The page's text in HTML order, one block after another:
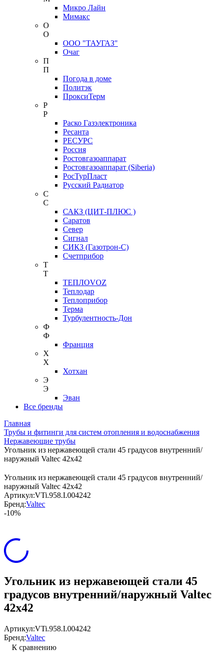
Микро Лайн
Мимакс
О
О
ООО "ТАУГАЗ"
Очаг
П
П
Погода в доме
Политэк
ПроксиТерм
Р
Р
Раско Газэлектроника
Ресанта
РЕСУРС
Россия
Ростовгазоаппарат
Ростовгазоаппарат (Siberia)
РосТурПласт
Русский Радиатор
С
С
САКЗ (ЦИТ-ПЛЮС )
Саратов
Север
Сигнал
СИКЗ (Газотрон-С)
Счетприбор
Т
Т
ТЕПЛОVOZ
Теплодар
Теплоприбор
Терма
Турбулентность-Дон
Ф
Ф
Франция
Х
Х
Хотхан
Э
Э
Эван
Все бренды
Главная
Трубы и фитинги для систем отопления и водоснабжения
Нержавеющие трубы
Угольник из нержавеющей стали 45 градусов внутренний/
наружный Valtec 42х42
Угольник из нержавеющей стали 45 градусов внутренний/
наружный Valtec 42х42
Артикул:VTi.958.I.004242
Бренд:Valtec
-10%
Угольник из нержавеющей стали 45
градусов внутренний/наружный Valtec
42х42
Артикул:VTi.958.I.004242
Бренд:Valtec
К сравнению